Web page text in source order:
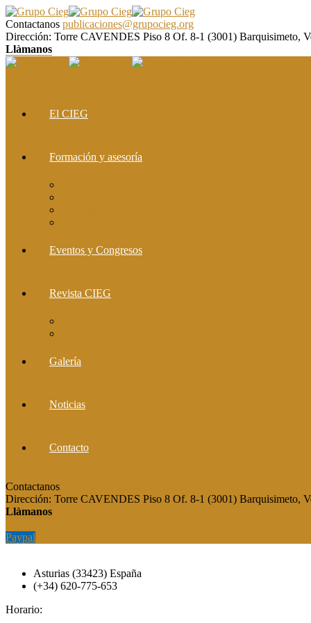
Contactanos publicaciones@grupocieg.org
Dirección: Torre CAVENDES Piso 8 Of. 8-1 (3001) Barquisimeto,
Llàmanos
El CIEG
Formación y asesoría
Eventos y Congresos
Revista CIEG
Galería
Noticias
Contacto
Contactanos
Dirección: Torre CAVENDES Piso 8 Of. 8-1 (3001) Barquisimeto,
Llàmanos
Paypal
Asturias (33423) España
(+34) 620-775-653
Horario: